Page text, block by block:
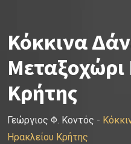
Κόκκινα
Κρήτης
Γεώργιος Φ. Κοντός -
Ηρακλείου Κρήτης